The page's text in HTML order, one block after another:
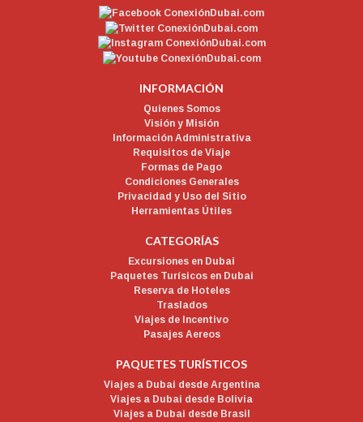
INFORMACIÓN
Quienes Somos
Visión y Misión
Información Administrativa
Requisitos de Viaje
Formas de Pago
Condiciones Generales
Privacidad y Uso del Sitio
Herramientas Útiles
CATEGORÍAS
Excursiones en Dubai
Paquetes Turísicos en Dubai
Reserva de Hoteles
Traslados
Viajes de Incentivo
Pasajes Aereos
PAQUETES TURÍSTICOS
Viajes a Dubai desde Argentina
Viajes a Dubai desde Bolivia
Viajes a Dubai desde Brasil